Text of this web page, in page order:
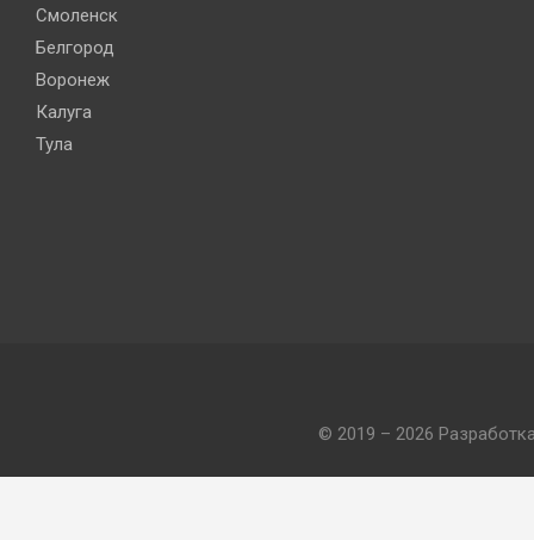
Смоленск
Белгород
Воронеж
Калуга
Тула
© 2019 – 2026